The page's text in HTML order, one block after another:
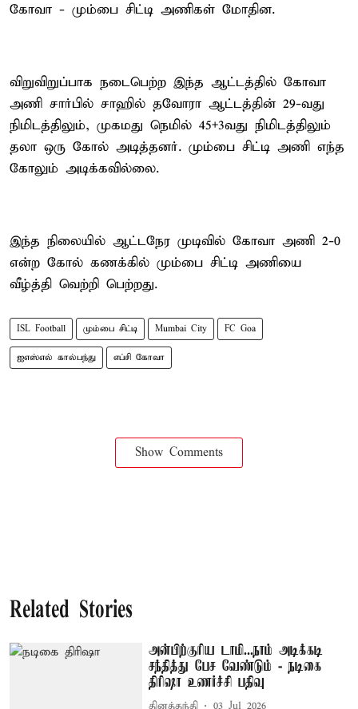
கோவா - மும்பை சிட்டி அணிகள் மோதின.
விறுவிறுப்பாக நடைபெற்ற இந்த ஆட்டத்தில் கோவா
அணி சார்பில் சாஹில் தவோரா ஆட்டத்தின் 29-வது
நிமிடத்திலும், முகமது நெமில் 45+3வது நிமிடத்திலும்
தலா ஒரு கோல் அடித்தனர். மும்பை சிட்டி அணி எந்த
கோலும் அடிக்கவில்லை.
இந்த நிலையில் ஆட்டநேர முடிவில் கோவா அணி 2-0
என்ற கோல் கணக்கில் மும்பை சிட்டி அணியை
வீழ்த்தி வெற்றி பெற்றது.
ISL Football மும்பை சிட்டி Mumbai City FC Goa
ஐஎஸ்எல் கால்பந்து எப்சி கோவா
Show Comments
Related Stories
அன்பிற்குரிய டாமி...நாம் அடிக்கடி
சந்தித்து பேச வேண்டும் - நடிகை
திரிஷா உணர்ச்சி பதிவு
தினத்தந்தி 03 Jul 2026